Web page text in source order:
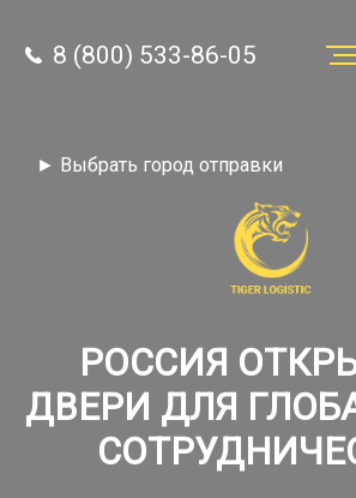
8
► Выбрать город отправки
8 (800) 533-86-05
РОССИЯ
ДВЕРИ ДЛЯ